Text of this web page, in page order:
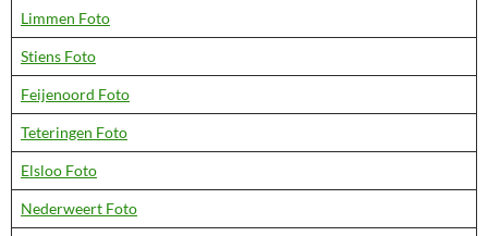
Limmen Foto
Stiens Foto
Feijenoord Foto
Teteringen Foto
Elsloo Foto
Nederweert Foto